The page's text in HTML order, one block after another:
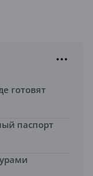
готовят
паспорт